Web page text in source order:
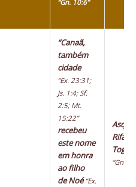
“Gn. 10:6”
“Canaã,
também
cidade
“Ex. 23:31;
Js. 1:4; Sf.
2:5; Mt.
15:22”
recebeu
este nome
em honra
ao filho
de Noé“Ex.
Rifate
“Gn.